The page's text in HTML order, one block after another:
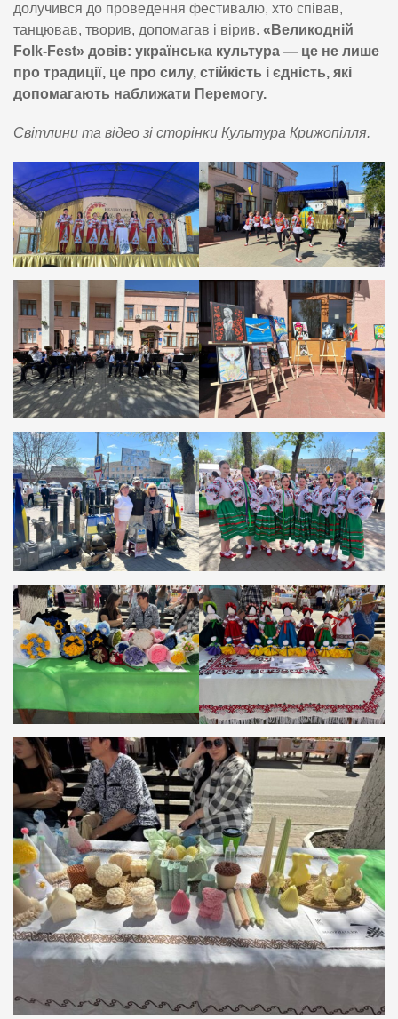
долучився до проведення фестивалю, хто співав,
танцював, творив, допомагав і вірив. «Великодній
Folk-Fest» довів: українська культура — це не лише
про традиції, це про силу, стійкість і єдність, які
допомагають наближати Перемогу.
Світлини та відео зі сторінки Культура Крижопілля.